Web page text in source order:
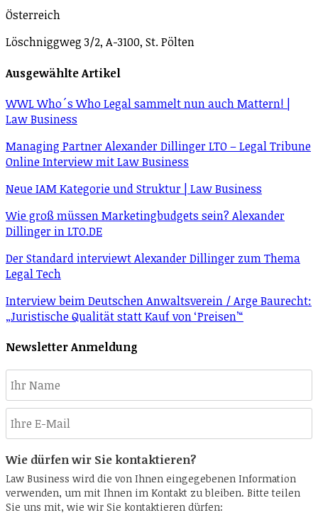
Österreich
Löschniggweg 3/2, A-3100, St. Pölten
Ausgewählte Artikel
WWL Who´s Who Legal sammelt nun auch Mattern! |
Law Business
Managing Partner Alexander Dillinger LTO – Legal Tribune
Online Interview mit Law Business
Neue IAM Kategorie und Struktur | Law Business
Wie groß müssen Mar­ke­ting­bud­gets sein? Alexander
Dillinger in LTO.DE
Der Standard interviewt Alexander Dillinger zum Thema
Legal Tech
Interview beim Deutschen Anwaltsverein / Arge Baurecht:
„Juristische Qualität statt Kauf von ‘Preisen’“
Newsletter Anmeldung
Wie dürfen wir Sie kontaktieren?
Law Business wird die von Ihnen eingegebenen Information
verwenden, um mit Ihnen im Kontakt zu bleiben. Bitte teilen
Sie uns mit, wie wir Sie kontaktieren dürfen: